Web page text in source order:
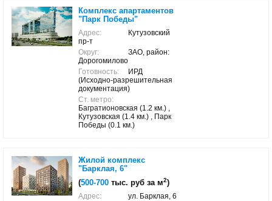
Комплекс апартаментов
"Парк Победы"
Адрес:
Кутузовский
пр-т
Округ:
ЗАО, район:
Дорогомилово
Готовность:
ИРД
(Исходно-разрешительная
документация)
Ст. метро:
Багратионовская (1.2 км.) ,
Кутузовская (1.4 км.) , Парк
Победы (0.1 км.)
Жилой комплекс
"Барклая, 6"
(500-700 тыс. руб за м2)
Адрес:
ул. Барклая, 6